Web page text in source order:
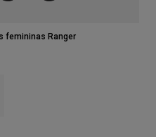
femininas Ranger
of Preto.type of Castanho de cacau.